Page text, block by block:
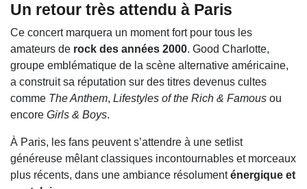
Un retour très attendu à Paris
Ce concert marquera un moment fort pour tous les
amateurs de rock des années 2000. Good Charlotte,
groupe emblématique de la scène alternative américaine,
a construit sa réputation sur des titres devenus cultes
comme The Anthem, Lifestyles of the Rich & Famous ou
encore Girls & Boys.
À Paris, les fans peuvent s’attendre à une setlist
généreuse mêlant classiques incontournables et morceaux
plus récents, dans une ambiance résolumenténergique et